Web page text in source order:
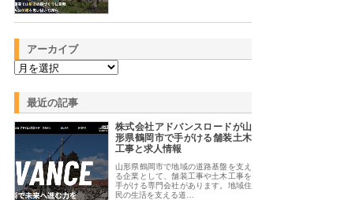
アーカイブ
最近の記事
株式会社アドバンスロードが山
形県鶴岡市で手がける舗装土木
工事と求人情報
山形県鶴岡市で地域の道路基盤を支え
る企業として、舗装工事や土木工事を
手がける専門会社があります。地域住
民の生活を支える道…